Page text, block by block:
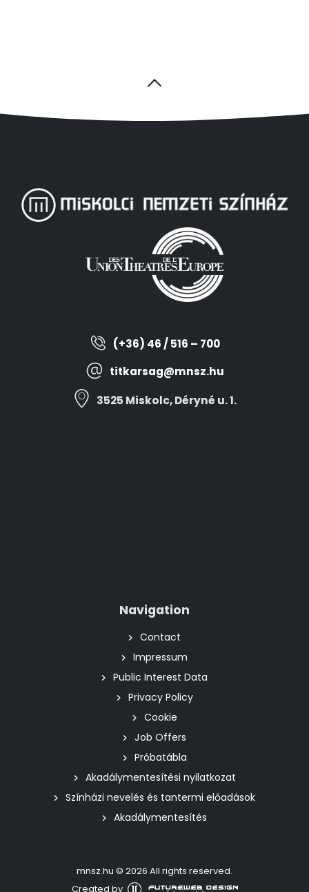
(+36) 46 / 516 – 700
titkarsag@mnsz.hu
3525 Miskolc, Déryné u. 1.
Navigation
Contact
Impressum
Public Interest Data
Privacy Policy
Cookie
Job Offers
Próbatábla
Akadálymentesítési nyilatkozat
Színházi nevelés és tantermi előadások
Akadálymentesítés
mnsz.hu © 2026 All rights reserved.
Created by